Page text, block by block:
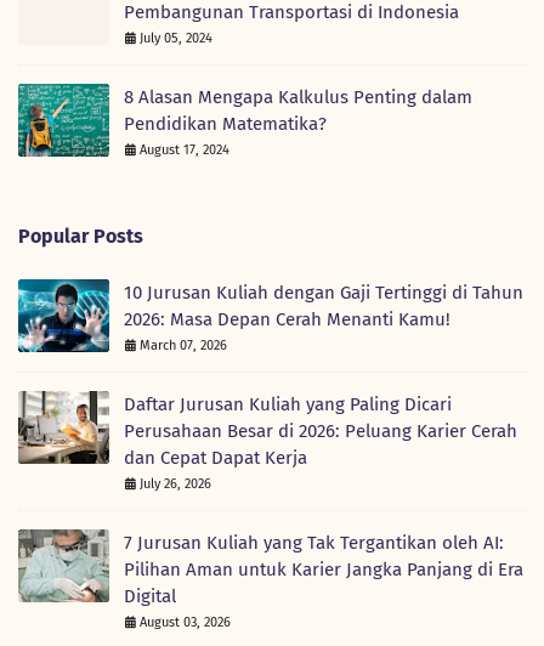
Pembangunan Transportasi di Indonesia
July 05, 2024
8 Alasan Mengapa Kalkulus Penting dalam
Pendidikan Matematika?
August 17, 2024
Popular Posts
10 Jurusan Kuliah dengan Gaji Tertinggi di Tahun
2026: Masa Depan Cerah Menanti Kamu!
March 07, 2026
Daftar Jurusan Kuliah yang Paling Dicari
Perusahaan Besar di 2026: Peluang Karier Cerah
dan Cepat Dapat Kerja
July 26, 2026
7 Jurusan Kuliah yang Tak Tergantikan oleh AI:
Pilihan Aman untuk Karier Jangka Panjang di Era
Digital
August 03, 2026